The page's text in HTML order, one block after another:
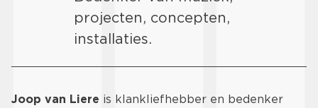
projecten, concepten,
installaties.
Joop van Liere is klankliefhebber en bedenker